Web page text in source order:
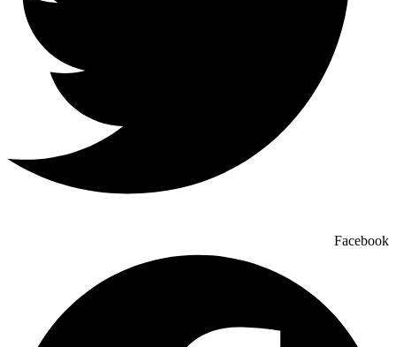
Facebook